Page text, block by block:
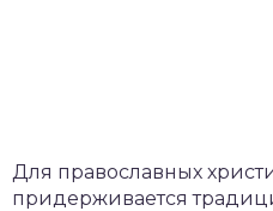
Для православных
придерживается